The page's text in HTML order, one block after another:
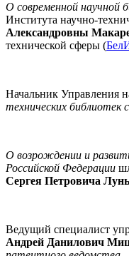
О современной научной
Института научно-
Александровны
технической сферы (
Начальник Управления
технических библиотек
О возрождении и
Российской Федерации
Сергея Петровича
Ведущий специалист
Андрей Данилович